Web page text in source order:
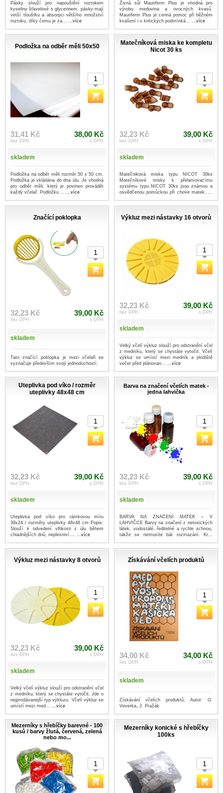
Pásky slouží pro napouštění roztokem
kyseliny šťavelové s glycerinem, pásky mají
vetší tloušťku a absorpci většího množství
roztoku, díky čemu je za... ...více
Živná sůl Mauriferm Plus je vhodná pro
výrobu medovina a ovocných kvasů.
Mauriferm Plus je cenná pomoc při běžném
kvašení i v kritických podmínká... ...více
Podložka na odběr měli 50x50
31,41 Kč
bez DPH
38,00 Kč
s DPH
skladem
Podložka na odběr měli rozměr 50 x 50 cm.
Podložka je vkládána do dna úlu. Je vhodná
pro odběr měli, který je povinen provádět
každý včelař. Podložku ... ...více
Matečníková miska ke kompletu
Nicot 30 ks
32,23 Kč
bez DPH
39,00 Kč
s DPH
skladem
Matečniková miska typu NICOT 30ks
Matečníkové misky k přelarvovacímu
systému typu NICOT 30ks jsou známou a
osvědčenou pomůckou při chove matek. ...
Značící poklopka
32,23 Kč
bez DPH
39,00 Kč
s DPH
skladem
Tato značící poklopka je mezi včelaři se
vyznačuje především svojí jednoduchostí.
Výkluz mezi nástavky 16 otvorů
32,23 Kč
bez DPH
39,00 Kč
s DPH
skladem
Velký včelí výkluz slouží pro odstranění včel
z medníku, který se chystáte vytočit. Včelí
výkluz se umístí mezi medník a plodiště
večer před plánovan... ...více
Uteplivka pod víko / rozměr
uteplivky 48x48 cm
32,23 Kč
bez DPH
39,00 Kč
s DPH
skladem
Uteplivka pod víko pro rámkovou míru
39x24 / rozměry uteplivky 48x48 cm Popis:
Slouží k odvedení vlhkosti z úlu během
chladnějších dnů, neplesniví.... ...více
Barva na značení včelích matek -
jedna lahvička
32,23 Kč
bez DPH
39,00 Kč
s DPH
skladem
BARVA NA ZNAČENÍ MATEK – V
LAHVIČCE Barvy na značení z netoxických
látek, vodostálé, ředitelné a rychle schnou,
takže se nemusíte bát rozmazání. Kr...
Výkluz mezi nástavky 8 otvorů
32,23 Kč
bez DPH
39,00 Kč
s DPH
skladem
Velký včelí výkluz slouží pro odstranění včel
z medníku, který se chystáte vytočit. Jde o
nejprodávanejší typ výkluzu. Včelí výkluz se
umístí mezi med... ...více
Získávání včelích produktů
34,00 Kč
bez DPH
34,00 Kč
s DPH
skladem
Získávání včelích produktů, Autor: O.
Veverka, J. Pražák
Mezerníky s hřebíčky barevné - 100
kusů / barvy žlutá, červená, zelená
nebo mo...
Mezerníky konické s hřebíčky
100ks